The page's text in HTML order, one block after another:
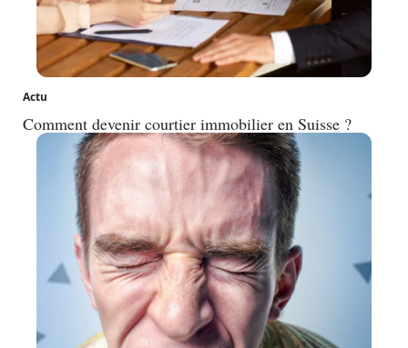
Actu
Comment devenir courtier immobilier en Suisse ?